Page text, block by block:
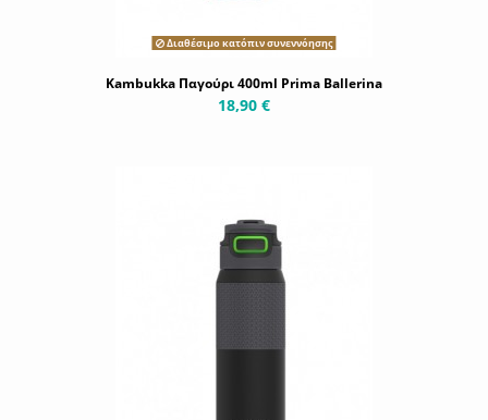
Διαθέσιμο κατόπιν συνεννόησης
Kambukka Παγούρι 400ml Prima Ballerina
18,90 €